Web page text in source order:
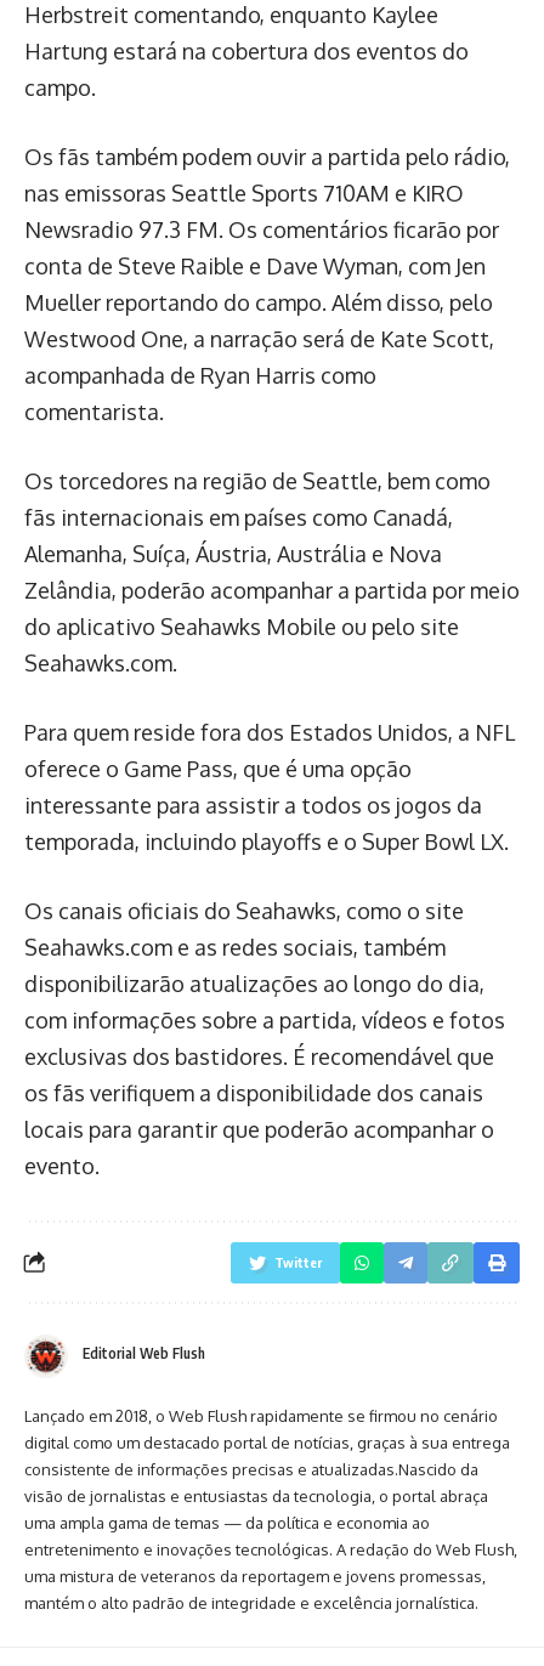
Herbstreit comentando, enquanto Kaylee
Hartung estará na cobertura dos eventos do
campo.
Os fãs também podem ouvir a partida pelo rádio,
nas emissoras Seattle Sports 710AM e KIRO
Newsradio 97.3 FM. Os comentários ficarão por
conta de Steve Raible e Dave Wyman, com Jen
Mueller reportando do campo. Além disso, pelo
Westwood One, a narração será de Kate Scott,
acompanhada de Ryan Harris como
comentarista.
Os torcedores na região de Seattle, bem como
fãs internacionais em países como Canadá,
Alemanha, Suíça, Áustria, Austrália e Nova
Zelândia, poderão acompanhar a partida por meio
do aplicativo Seahawks Mobile ou pelo site
Seahawks.com.
Para quem reside fora dos Estados Unidos, a NFL
oferece o Game Pass, que é uma opção
interessante para assistir a todos os jogos da
temporada, incluindo playoffs e o Super Bowl LX.
Os canais oficiais do Seahawks, como o site
Seahawks.com e as redes sociais, também
disponibilizarão atualizações ao longo do dia,
com informações sobre a partida, vídeos e fotos
exclusivas dos bastidores. É recomendável que
os fãs verifiquem a disponibilidade dos canais
locais para garantir que poderão acompanhar o
evento.
Twitter
Editorial Web Flush
Lançado em 2018, o Web Flush rapidamente se firmou no cenário
digital como um destacado portal de notícias, graças à sua entrega
consistente de informações precisas e atualizadas.Nascido da
visão de jornalistas e entusiastas da tecnologia, o portal abraça
uma ampla gama de temas — da política e economia ao
entretenimento e inovações tecnológicas. A redação do Web Flush,
uma mistura de veteranos da reportagem e jovens promessas,
mantém o alto padrão de integridade e excelência jornalística.